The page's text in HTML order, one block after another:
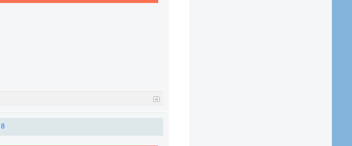
8